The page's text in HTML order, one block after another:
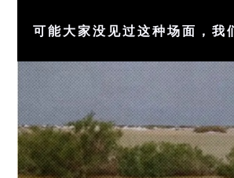
可能大家没见过这种场面，